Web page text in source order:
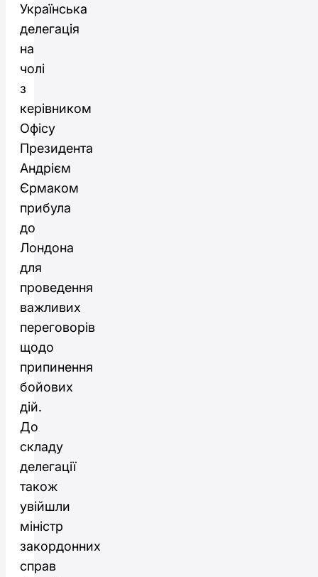
Українська
делегація
на
чолі
з
керівником
Офісу
Президента
Андрієм
Єрмаком
прибула
до
Лондона
для
проведення
важливих
переговорів
щодо
припинення
бойових
дій.
До
складу
делегації
також
увійшли
міністр
закордонних
справ